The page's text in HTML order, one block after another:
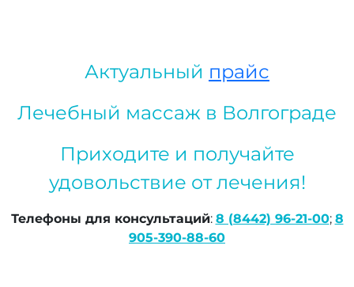
Актуальный прайс
Лечебный массаж в Волгограде
Приходите и получайте
удовольствие от лечения!
Телефоны для консультаций: 8 (8442) 96-21-00; 8
905-390-88-60